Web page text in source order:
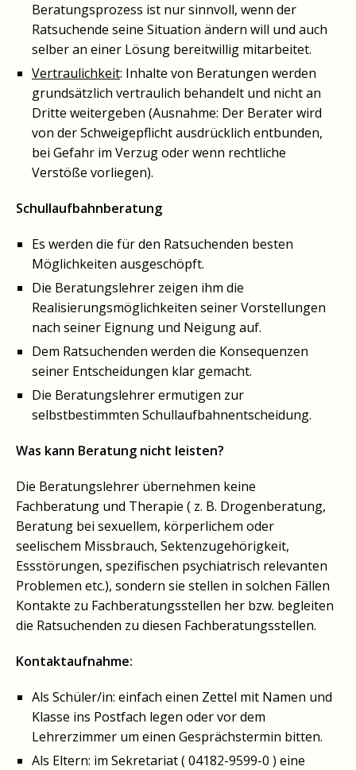
Beratungsprozess ist nur sinnvoll, wenn der
Ratsuchende seine Situation ändern will und auch
selber an einer Lösung bereitwillig mitarbeitet.
Vertraulichkeit: Inhalte von Beratungen werden
grundsätzlich vertraulich behandelt und nicht an
Dritte weitergeben (Ausnahme: Der Berater wird
von der Schweigepflicht ausdrücklich entbunden,
bei Gefahr im Verzug oder wenn rechtliche
Verstöße vorliegen).
Schullaufbahnberatung
Es werden die für den Ratsuchenden besten
Möglichkeiten ausgeschöpft.
Die Beratungslehrer zeigen ihm die
Realisierungsmöglichkeiten seiner Vorstellungen
nach seiner Eignung und Neigung auf.
Dem Ratsuchenden werden die Konsequenzen
seiner Entscheidungen klar gemacht.
Die Beratungslehrer ermutigen zur
selbstbestimmten Schullaufbahnentscheidung.
Was kann Beratung nicht leisten?
Die Beratungslehrer übernehmen keine
Fachberatung und Therapie ( z. B. Drogenberatung,
Beratung bei sexuellem, körperlichem oder
seelischem Missbrauch, Sektenzugehörigkeit,
Essstörungen, spezifischen psychiatrisch relevanten
Problemen etc.), sondern sie stellen in solchen Fällen
Kontakte zu Fachberatungsstellen her bzw. begleiten
die Ratsuchenden zu diesen Fachberatungsstellen.
Kontaktaufnahme:
Als Schüler/in: einfach einen Zettel mit Namen und
Klasse ins Postfach legen oder vor dem
Lehrerzimmer um einen Gesprächstermin bitten.
Als Eltern: im Sekretariat ( 04182-9599-0 ) eine